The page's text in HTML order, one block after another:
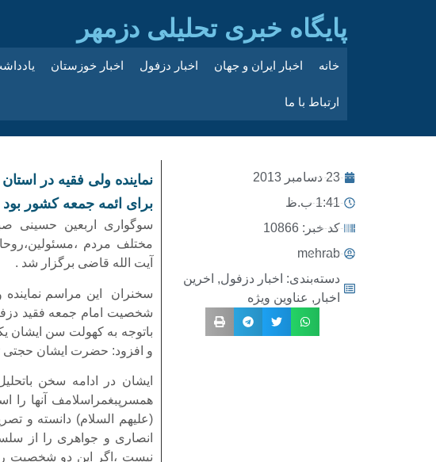
پایگاه خبری تحلیلی دزمهر
خانه اخبار ایران و جهان اخبار دزفول اخبار خوزستان
ارتباط با ما
23 دسامبر 2013
1:41 ب.ظ
کد خبر: 10866
mehrab
دسته‌بندی: اخبار دزفول, اخرین
اخبار , عناوین ویژه
نماینده ولی فقیه در
برای ائمه جمعه کشور بود
سوگواری اربعین حسینی
مختلف مردم
آیت الله قاضی برگزار شد .
سخنران این مراسم نماینده
شخصیت امام جمعه فقید
باتوجه به کهولت سن ایشان
و افزود: حضرت ایشان حجتی
ایشان در ادامه سخن
همسرپبغمراسلامف آنها را
(علیهم السلام) دانسته و
انصاری و جواهری را از
نیست ،اگر این دو شخصیت را